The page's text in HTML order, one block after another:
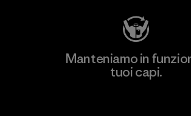
Manteniamo in
tuoi capi.